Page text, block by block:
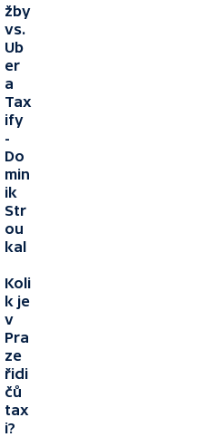
žby
vs.
Ub
er
a
Tax
ify
-
Do
min
ik
Str
ou
kal
Koli
k je
v
Pra
ze
řidi
čů
tax
i?